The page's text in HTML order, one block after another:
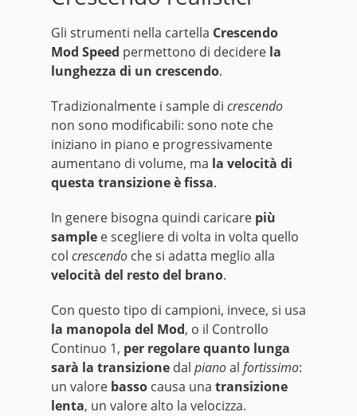
Gli strumenti nella cartella Crescendo
Mod Speed permettono di decidere la
lunghezza di un crescendo.
Tradizionalmente i sample di crescendo
non sono modificabili: sono note che
iniziano in piano e progressivamente
aumentano di volume, ma la velocità di
questa transizione è fissa.
In genere bisogna quindi caricare più
sample e scegliere di volta in volta quello
col crescendo che si adatta meglio alla
velocità del resto del brano.
Con questo tipo di campioni, invece, si usa
la manopola del Mod, o il Controllo
Continuo 1, per regolare quanto lunga
sarà la transizione dal pianoal fortissimo:
un valore basso causa una transizione
lenta, un valore alto la velocizza.